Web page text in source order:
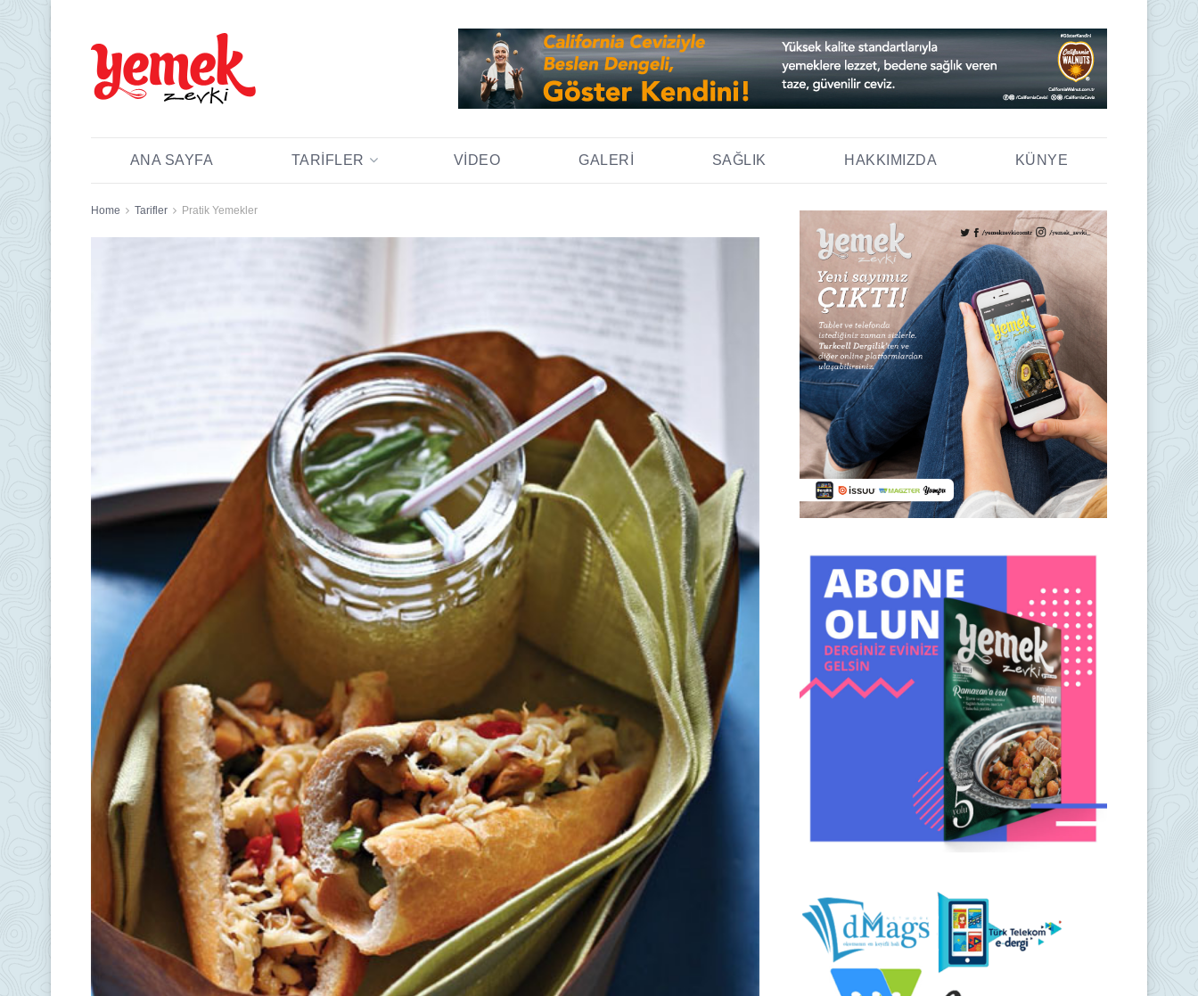
ANA SAYFA TARIFLER VIDEO GALERI SAĞLIK HAKKIMIZDA KÜNYE
Home Tarifler Pratik Yemekler